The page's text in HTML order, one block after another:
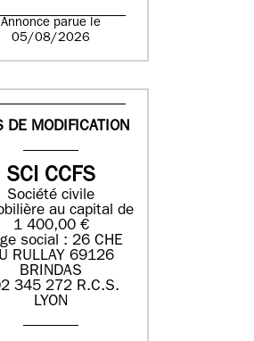
Annonce parue le
05/08/2026
DE MODIFICATION
SCI CCFS
Société civile
au capital de
1 400,00 €
social : 26 CHE
RULLAY 69126
BRINDAS
345 272 R.C.S.
LYON